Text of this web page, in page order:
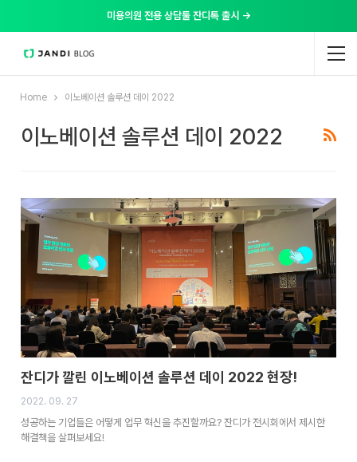
미용의원 전용 상담툴 잔디톡 출시 →
Home 이노베이션 솔루션 데이 2022
이노베이션 솔루션 데이 2022
잔디가 깔린 이노베이션 솔루션 데이 2022 현장!
2022. 09. 27
성공하는 기업들은 어떻게 업무 혁신을 추진할까요? 잔디가 전시회에서 제시한
해결책을 살펴보세요!